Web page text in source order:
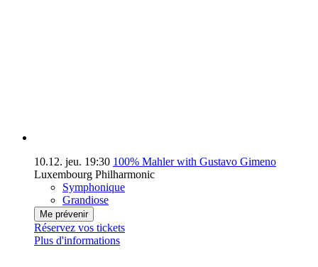
10.12. jeu. 19:30 100% Mahler with Gustavo Gimeno
Luxembourg Philharmonic
Symphonique
Grandiose
Me prévenir
Réservez vos tickets
Plus d'informations